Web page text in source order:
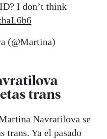
I don’t think
(@Martina)
trans
Navratilova se
trans. Ya el pasado